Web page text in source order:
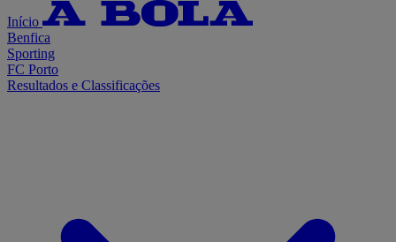
Início
Benfica
Sporting
FC Porto
Resultados e Classificações